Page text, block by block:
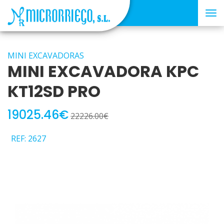
MINI EXCAVADORAS
MINI EXCAVADORA KPC
KT12SD PRO
19025.46€22226.00€
REF: 2627